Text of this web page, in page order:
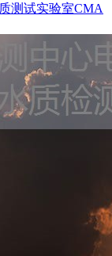
测试实验室CMA